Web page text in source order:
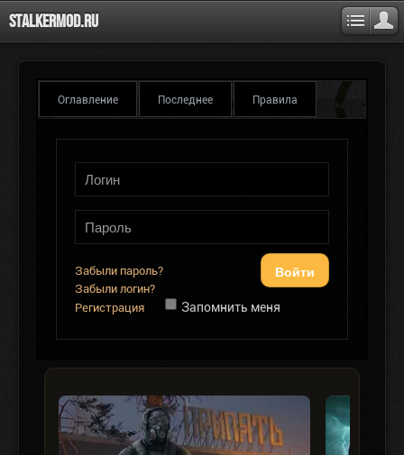
Stalkermod.ru
Оглавление Последнее Правила
Войти
Забыли пароль?
Забыли логин?
Регистрация
Запомнить меня